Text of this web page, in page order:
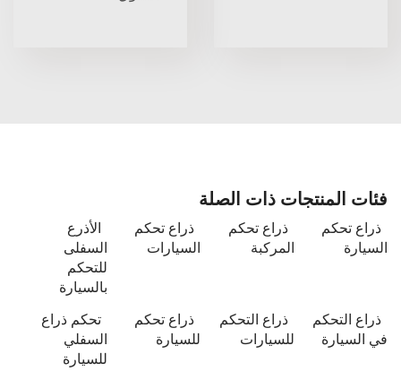
فئات المنتجات ذات الصلة
ذراع تحكم
السيارة
ذراع تحكم
المركبة
ذراع تحكم
السيارات
الأذرع
السفلى
للتحكم
بالسيارة
ذراع التحكم
في السيارة
ذراع التحكم
للسيارات
ذراع تحكم
للسيارة
تحكم ذراع
السفلي
للسيارة